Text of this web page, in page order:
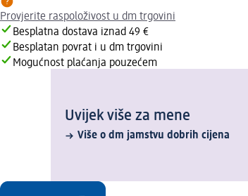
Provjerite raspoloživost u dm trgovini
Besplatna dostava iznad 49 €
Besplatan povrat i u dm trgovini
Mogućnost plaćanja pouzećem
Uvijek više za mene
Više o dm jamstvu dobrih cijena